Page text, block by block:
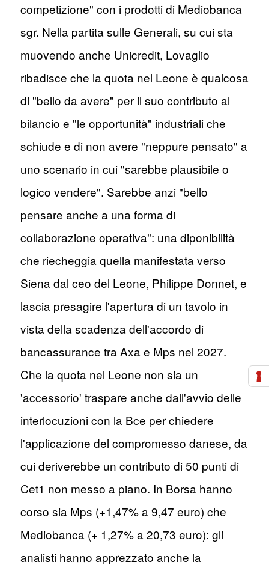
competizione" con i prodotti di Mediobanca
sgr. Nella partita sulle Generali, su cui sta
muovendo anche Unicredit, Lovaglio
ribadisce che la quota nel Leone è qualcosa
di "bello da avere" per il suo contributo al
bilancio e "le opportunità" industriali che
schiude e di non avere "neppure pensato" a
uno scenario in cui "sarebbe plausibile o
logico vendere". Sarebbe anzi "bello
pensare anche a una forma di
collaborazione operativa": una diponibilità
che riecheggia quella manifestata verso
Siena dal ceo del Leone, Philippe Donnet, e
lascia presagire l'apertura di un tavolo in
vista della scadenza dell'accordo di
bancassurance tra Axa e Mps nel 2027.
Che la quota nel Leone non sia un
'accessorio' traspare anche dall'avvio delle
interlocuzioni con la Bce per chiedere
l'applicazione del compromesso danese, da
cui deriverebbe un contributo di 50 punti di
Cet1 non messo a piano. In Borsa hanno
corso sia Mps (+1,47% a 9,47 euro) che
Mediobanca (+ 1,27% a 20,73 euro): gli
analisti hanno apprezzato anche la